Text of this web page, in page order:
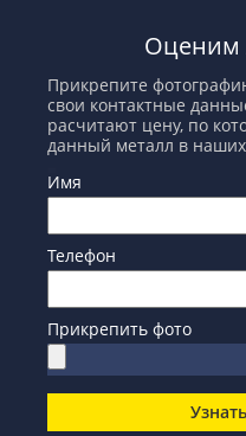
Оценим
Прикрепите
свои контактные
расчитают цену, по
данный металл в наших
Имя
Телефон
Прикрепить фото